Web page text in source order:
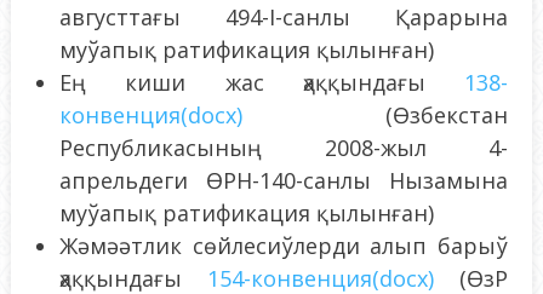
августтағы 494-I-санлы Қарарына
муўапық ратификация қылынған)
Ең киши жас ҳаққындағы 138-
конвенция(docx)(Өзбекстан
Республикасының 2008-жыл 4-
апрельдеги ӨРН-140-санлы Нызамына
муўапық ратификация қылынған)
Жәмәәтлик сөйлесиўлерди алып барыў
ҳаққындағы 154-конвенция(docx) (ӨзР